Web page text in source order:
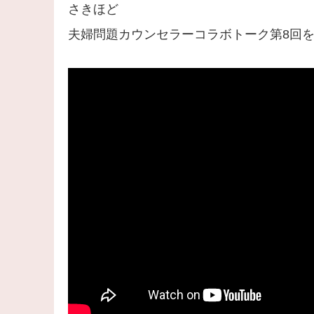
さきほど
夫婦問題カウンセラーコラボトーク第8回を